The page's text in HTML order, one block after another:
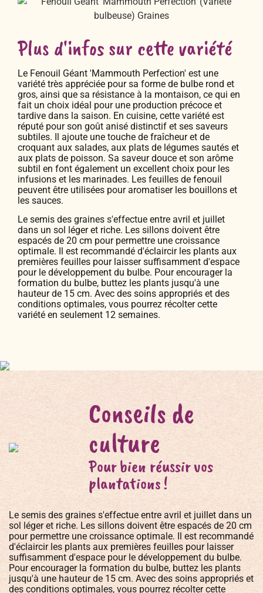
Plus d'infos sur cette variété
Le Fenouil Géant 'Mammouth Perfection' est une
variété très appréciée pour sa forme de bulbe rond et
gros, ainsi que sa résistance à la montaison, ce qui en
fait un choix idéal pour une production précoce et
tardive dans la saison. En cuisine, cette variété est
réputé pour son goût anisé distinctif et ses saveurs
subtiles. Il ajoute une touche de fraîcheur et de
croquant aux salades, aux plats de légumes sautés et
aux plats de poisson. Sa saveur douce et son arôme
subtil en font également un excellent choix pour les
infusions et les marinades. Les feuilles de fenouil
peuvent être utilisées pour aromatiser les bouillons et
les sauces.
Le semis des graines s'effectue entre avril et juillet
dans un sol léger et riche. Les sillons doivent être
espacés de 20 cm pour permettre une croissance
optimale. Il est recommandé d'éclaircir les plants aux
premières feuilles pour laisser suffisamment d'espace
pour le développement du bulbe. Pour encourager la
formation du bulbe, buttez les plants jusqu'à une
hauteur de 15 cm. Avec des soins appropriés et des
conditions optimales, vous pourrez récolter cette
variété en seulement 12 semaines.
Conseils de
culture
Pour bien réussir vos
plantations !
Le semis des graines s'effectue entre avril et juillet dans un
sol léger et riche. Les sillons doivent être espacés de 20 cm
pour permettre une croissance optimale. Il est recommandé
d'éclaircir les plants aux premières feuilles pour laisser
suffisamment d'espace pour le développement du bulbe.
Pour encourager la formation du bulbe, buttez les plants
jusqu'à une hauteur de 15 cm. Avec des soins appropriés et
des conditions optimales, vous pourrez récolter cette